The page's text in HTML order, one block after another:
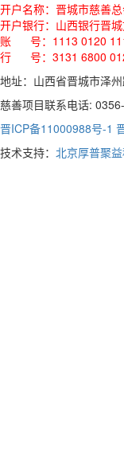
开户名称：晋城市慈善
开户银行：山西银行晋
账 号：1113 0120
行 号：3131 6800
地址：山西省晋城市泽
慈善项目联系电话:
晋ICP备11000988号-1
技术支持： 北京厚普聚